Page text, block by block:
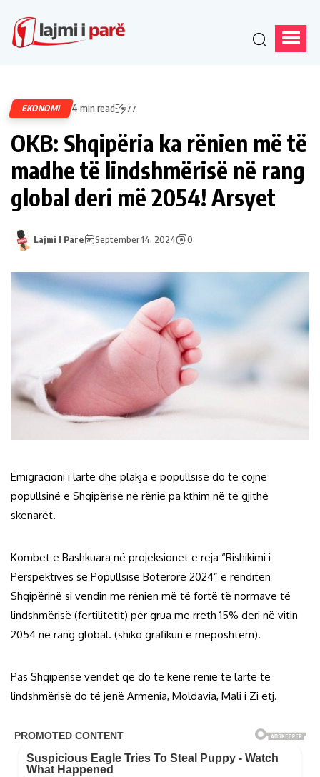
EKONOMI 4 min read 77
OKB: Shqipëria ka rënien më të
madhe të lindshmërisë në rang
global deri më 2054! Arsyet
Lajmi I Pare September 14, 2024 0
Emigracioni i lartë dhe plakja e popullsisë do të çojnë
popullsinë e Shqipërisë në rënie pa kthim në të gjithë
skenarët.
Kombet e Bashkuara në projeksionet e reja “Rishikimi i
Perspektivës së Popullsisë Botërore 2024” e renditën
Shqipërinë si vendin me rënien më të fortë të normave të
lindshmërisë (fertilitetit) për grua me rreth 15% deri në vitin
2054 në rang global. (shiko grafikun e mëposhtëm).
Pas Shqipërisë vendet që do të kenë rënie të lartë të
lindshmërisë do të jenë Armenia, Moldavia, Mali i Zi etj.